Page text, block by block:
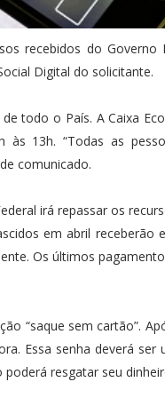
recebidos do Governo
Digital do solicitante.
todo o País. A Caixa
13h. “Todas as
comunicado.
irá repassar os
em abril receberão
Os últimos
“saque sem cartão”.
Essa senha deverá ser
resgatar seu